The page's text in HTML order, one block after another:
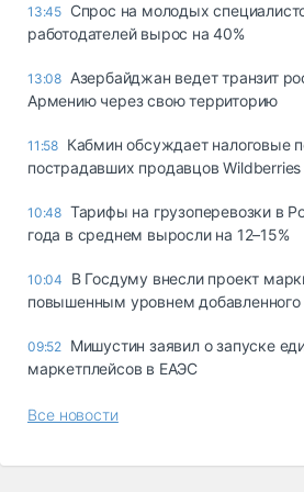
13:45 Спрос на молодых
работодателей вырос на 40%
13:08 Азербайджан ведет транзит
Армению через свою территорию
11:58 Кабмин обсуждает налоговые
пострадавших продавцов Wildberries
10:48 Тарифы на грузоперевозки в
года в среднем выросли на 12–15%
10:04
В Госдуму внесли проект
повышенным уровнем добавленного
09:52 Мишустин заявил о запуске
маркетплейсов в ЕАЭС
Все новости